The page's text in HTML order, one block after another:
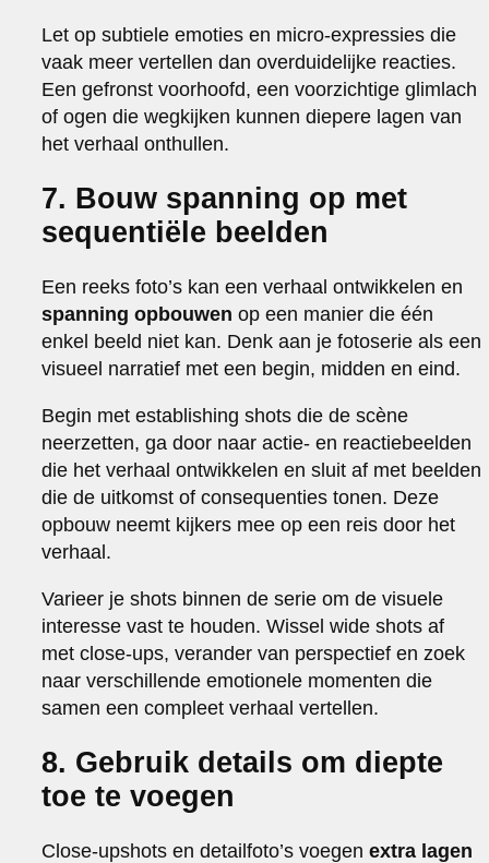
Let op subtiele emoties en micro-expressies die
vaak meer vertellen dan overduidelijke reacties.
Een gefronst voorhoofd, een voorzichtige glimlach
of ogen die wegkijken kunnen diepere lagen van
het verhaal onthullen.
7. Bouw spanning op met
sequentiële beelden
Een reeks foto’s kan een verhaal ontwikkelen en
spanning opbouwen op een manier die één
enkel beeld niet kan. Denk aan je fotoserie als een
visueel narratief met een begin, midden en eind.
Begin met establishing shots die de scène
neerzetten, ga door naar actie- en reactiebeelden
die het verhaal ontwikkelen en sluit af met beelden
die de uitkomst of consequenties tonen. Deze
opbouw neemt kijkers mee op een reis door het
verhaal.
Varieer je shots binnen de serie om de visuele
interesse vast te houden. Wissel wide shots af
met close-ups, verander van perspectief en zoek
naar verschillende emotionele momenten die
samen een compleet verhaal vertellen.
8. Gebruik details om diepte
toe te voegen
Close-upshots en detailfoto’s voegenextra lagen